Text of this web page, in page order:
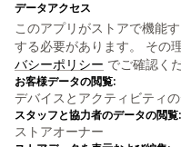
データアクセス
このアプリがストアで機能
する必要があります。 その
バシーポリシー でご確認く
お客様データの閲覧:
デバイスとアクティビティ
スタッフと協力者のデータの閲覧:
ストアオーナー